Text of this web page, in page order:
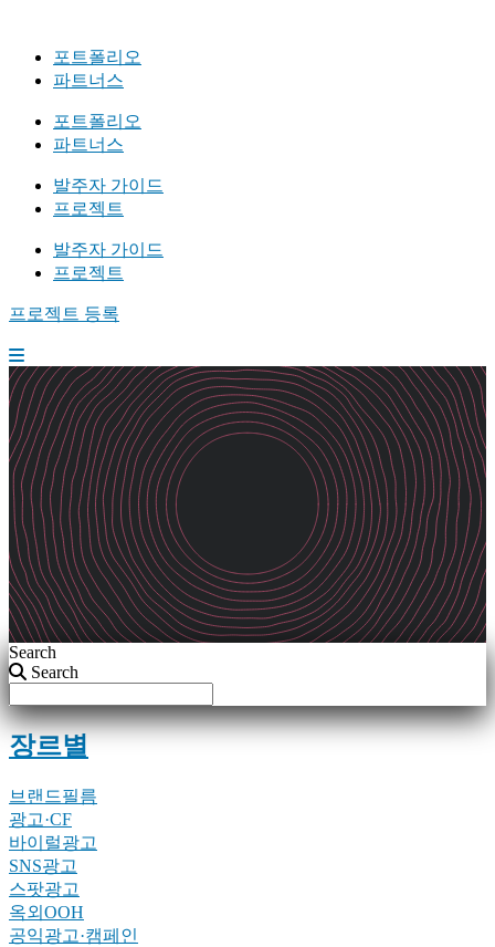
포트폴리오
파트너스
포트폴리오
파트너스
발주자 가이드
프로젝트
발주자 가이드
프로젝트
프로젝트 등록
Search
Search
장르별
브랜드필름
광고·CF
바이럴광고
SNS광고
스팟광고
옥외OOH
공익광고·캠페인